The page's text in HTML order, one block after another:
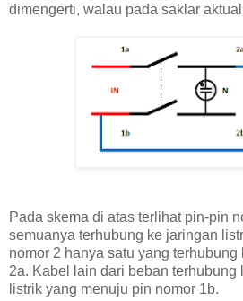
dimengerti, walau pada saklar
Pada skema di atas terlihat pin-pin
semuanya terhubung ke jaringan
nomor 2 hanya satu yang terhubung
2a. Kabel lain dari beban terhubung
listrik yang menuju pin nomor 1b.